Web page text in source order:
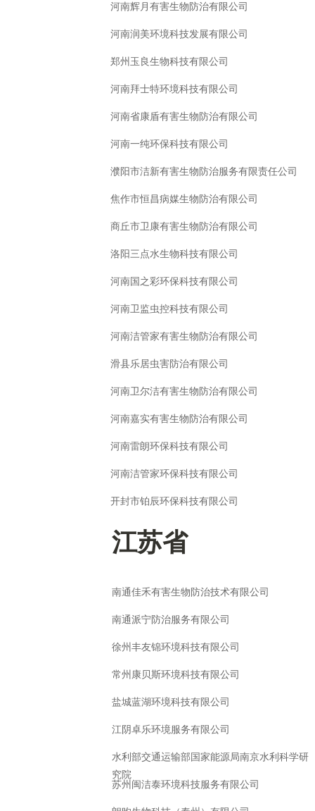
河南辉月有害生物防治有限公司
河南润美环境科技发展有限公司
郑州玉良生物科技有限公司
河南拜士特环境科技有限公司
河南省康盾有害生物防治有限公司
河南一纯环保科技有限公司
濮阳市洁新有害生物防治服务有限责任公司
焦作市恒昌病媒生物防治有限公司
商丘市卫康有害生物防治有限公司
洛阳三点水生物科技有限公司
河南国之彩环保科技有限公司
河南卫监虫控科技有限公司
河南洁管家有害生物防治有限公司
滑县乐居虫害防治有限公司
河南卫尔洁有害生物防治有限公司
河南嘉实有害生物防治有限公司
河南雷朗环保科技有限公司
河南洁管家环保科技有限公司
开封市铂辰环保科技有限公司
江苏省
南通佳禾有害生物防治技术有限公司
南通派宁防治服务有限公司
徐州丰友锦环境科技有限公司
常州康贝斯环境科技有限公司
盐城蓝湖环境科技有限公司
江阴卓乐环境服务有限公司
水利部交通运输部国家能源局南京水利科学研
究院
苏州闽洁泰环境科技服务有限公司